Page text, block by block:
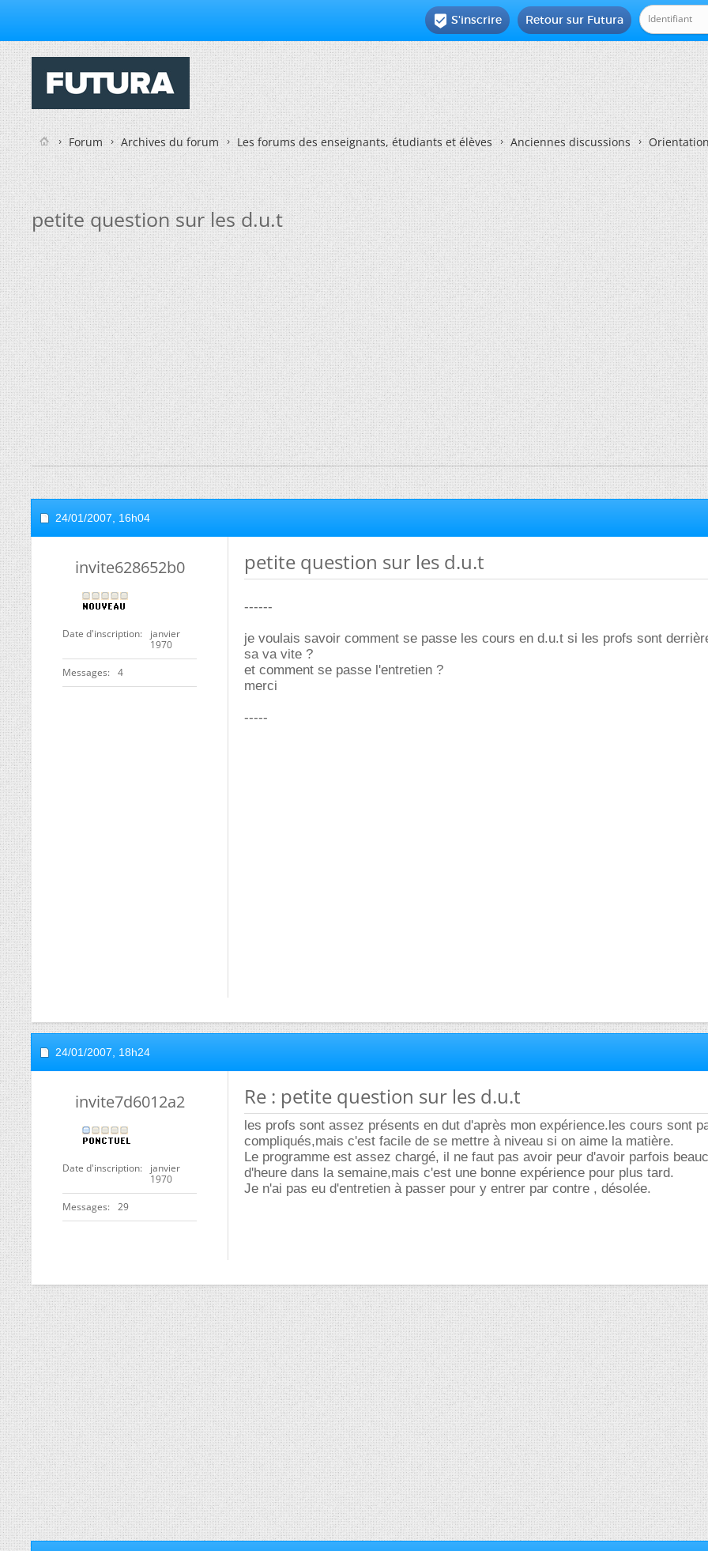
Retour sur Futura
 S'inscrire
Forum Archives du forum Les forums des enseignants, étudiants et élèves Anciennes discussions
petite question sur les d.u.t
24/01/2007, 16h04
invite628652b0
Date d'inscription
janvier
1970
Messages 4
petite question sur les d.u.t
------
je voulais savoir comment se passe les cours en d.u.t si les profs sont
sa va vite ?
et comment se passe l'entretien ?
merci
-----
24/01/2007, 18h24
invite7d6012a2
Date d'inscription
janvier
1970
Messages 29
Re : petite question sur les d.u.t
les profs sont assez présents en dut d'après mon expérience.les cours sont
compliqués,mais c'est facile de se mettre à niveau si on aime la matière.
Le programme est assez chargé, il ne faut pas avoir peur d'avoir parfois
d'heure dans la semaine,mais c'est une bonne expérience pour plus tard.
Je n'ai pas eu d'entretien à passer pour y entrer par contre , désolée.